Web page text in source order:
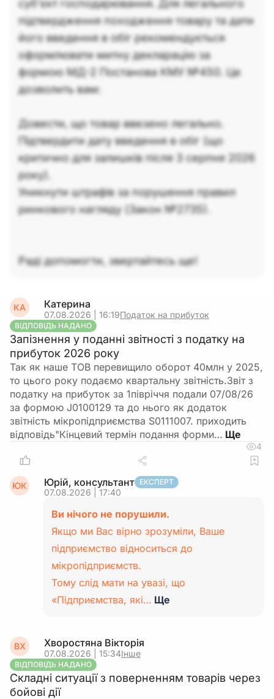
суб'єкт господарювання. Для легального
підтвердження походження товару та дати
його введення в обіг рекомендується
оформлювати митну декларацію за
формою МД-2 Постанова КМУ №450. Це
дозволить вам:
Довести, що товар ввезено легально.
Підтвердити дату введення в обіг (що
критично для залишків після 3 серпня 2026
року).
Уникнути штрафів за порушення правил
ринкового нагляду (Закон №2735).
Раді допомогти, звертайтесь ще!
КА Катерина
07.08.2026 | 16:19Податок на прибуток
ВІДПОВІДЬ НАДАНО
Запізнення у поданні звітності з податку на
прибуток 2026 року
Так як наше ТОВ перевищило оборот 40млн у 2025,
то цього року подаємо квартальну звітність.Звіт з
податку на прибуток за 1півріччя подали 07/08/26
за формою J0100129 та до нього як додаток
звітність мікропідприємства S0111007. приходить
відповідь"Кінцевий термін подання форми…
4
ЮК Юрій, консультант ЕКСПЕРТ
07.08.2026 | 17:40
Ви нічого не порушили.
Якщо ми Вас вірно зрозуміли, Ваше
підприємство відноситься до
мікропідприємств.
Тому слід мати на увазі, що
«Підприємства, які… Ще
ВХ Хворостяна Вікторія
07.08.2026 | 15:34Інше
ВІДПОВІДЬ НАДАНО
Складні ситуації з поверненням товарів через
бойові дії